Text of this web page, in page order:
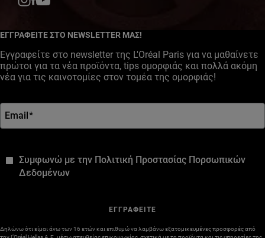
ΕΓΓΡΑΦΕΙΤΕ ΣΤΟ NEWSLETTER ΜΑΣ!
Εγγραφείτε στο newsletter της L'Oréal Paris για να μαθαίνετε
πρώτοι για τα νέα προϊόντα, tips ομορφιάς και πολλά ακόμη
νέα για τις καινοτομίες στον τομέα της ομορφιάς!
Email *
Συμφωνώ με την Πολιτική Προστασίας Πορσωπικών
Δεδομένων
ΕΓΓΡΑΦΕΙΤΕ
Δηλώνω ότι είμαι άνω των 16 ετών και επιθυμώ να λαμβάνω εξατομικευμένες προσφορές από